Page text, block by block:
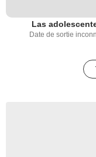
Las
Date de sortie